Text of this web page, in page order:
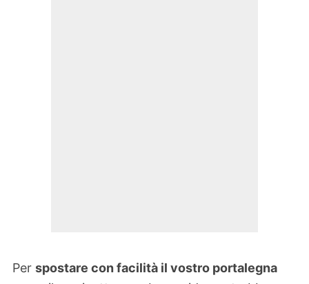
Per spostare con facilità il vostro portalegna